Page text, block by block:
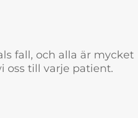
fall, och alla är mycket
oss till varje patient.